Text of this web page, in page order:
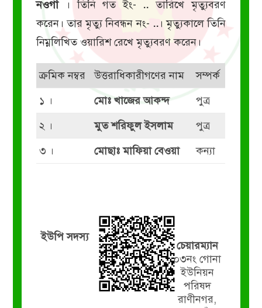
নওগাঁ। তিনি গত ইং- ..তারিখে মৃত্যুবরণ
করেন। তার মৃত্যু নিবন্ধন নং- ..। মৃত্যুকালে তিনি
নিম্নলিখিত ওয়ারিশ রেখে মৃত্যুবরণ করেন।
ক্রমিক নম্বর উত্তরাধিকারীগণের নাম
সম্পর্ক
১ ।
মোঃ খাজের আকন্দ
পুত্র
২ ।
মুত শরিফুল ইসলাম
পুত্র
৩ ।
মোছাঃ মাফিয়া বেওয়া কন্যা
ইউপি সদস্য
চেয়ারম্যান
০৩নং গোনা
ইউনিয়ন
পরিষদ
রাণীনগর,